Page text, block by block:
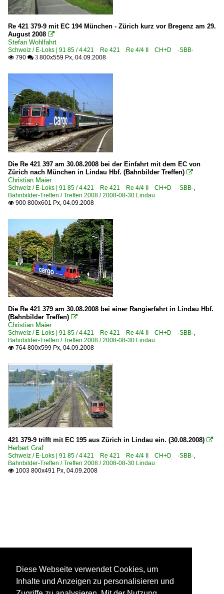
Re 421 379-9 mit EC 194 München - Zürich kurz vor Bregenz am 29.
August 2008 
Stefan Wohlfahrt
Schweiz / E-Loks | 91 85 / 4 421 Re 421 Re 4/4 II CH+D ·SBB·
 790  3 800x559 Px, 04.09.2008
Die Re 421 397 am 30.08.2008 bei der Einfahrt mit dem EC von
Zürich nach München in Lindau Hbf. (Bahnbilder Treffen) 
Christian Maier
Schweiz / E-Loks | 91 85 / 4 421 Re 421 Re 4/4 II CH+D ·SBB·
Bahnbilder-Treffen / Treffen 2008 / 2008-08-30 Lindau
 900 800x601 Px, 04.09.2008
Die Re 421 379 am 30.08.2008 bei einer Rangierfahrt in Lindau Hbf.
(Bahnbilder Treffen) 
Christian Maier
Schweiz / E-Loks | 91 85 / 4 421 Re 421 Re 4/4 II CH+D ·SBB·
Bahnbilder-Treffen / Treffen 2008 / 2008-08-30 Lindau
 764 800x599 Px, 04.09.2008
421 379-9 trifft mit EC 195 aus Zürich in Lindau ein. (30.08.2008) 
Herbert Graf
Schweiz / E-Loks | 91 85 / 4 421 Re 421 Re 4/4 II CH+D ·SBB·
Bahnbilder-Treffen / Treffen 2008 / 2008-08-30 Lindau
 1003 800x491 Px, 04.09.2008
Diese Webseite verwendet Cookies, um
Inhalte und Anzeigen zu personalisieren und